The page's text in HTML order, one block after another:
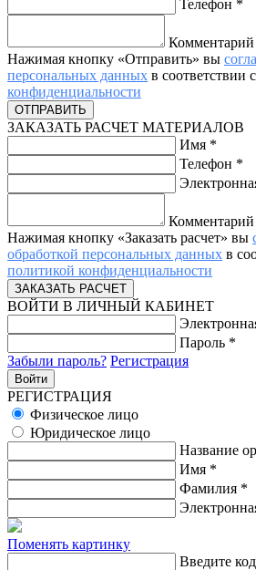
Телефон *
Комментарий
Нажимая кнопку «Отправить» вы
персональных данных в соответствии с
конфиденциальности
ЗАКАЗАТЬ РАСЧЕТ МАТЕРИАЛОВ
Имя *
Телефон *
Комментарий
Нажимая кнопку «Заказать расчет» вы
обработкой персональных данных в
политикой конфиденциальности
ВОЙТИ В ЛИЧНЫЙ КАБИНЕТ
Пароль *
Забыли пароль? Регистрация
РЕГИСТРАЦИЯ
Физическое лицо
Юридическое лицо
Название
Имя *
Фамилия *
Поменять картинку
Введите